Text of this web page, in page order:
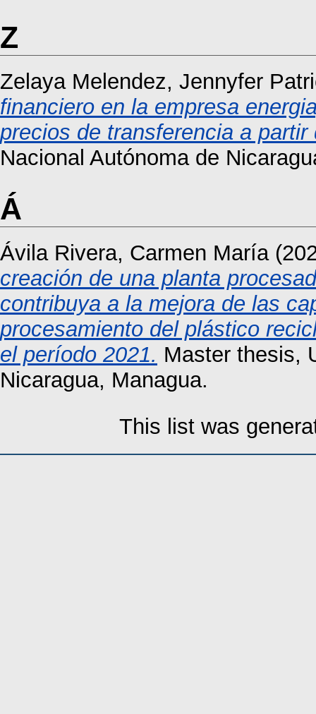
Z
Zelaya Melendez, Jennyfer
financiero en la empresa
precios de transferencia a partir
Nacional Autónoma de
Á
Ávila Rivera, Carmen María
creación de una planta
contribuya a la mejora de las
procesamiento del plástico
el período 2021. Master thesis,
Nicaragua, Managua.
This list was